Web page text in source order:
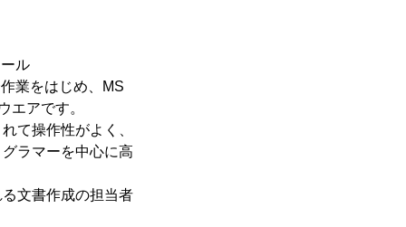
ル
業をはじめ、MS
エアです。
て操作性がよく、
ラマーを中心に高
文書作成の担当者